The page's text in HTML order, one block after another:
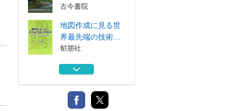
古今書院
地図作成に見る世
界最先端の技術...
郁朋社
地形工学入門 地
鹿島出版会
技術と倫理